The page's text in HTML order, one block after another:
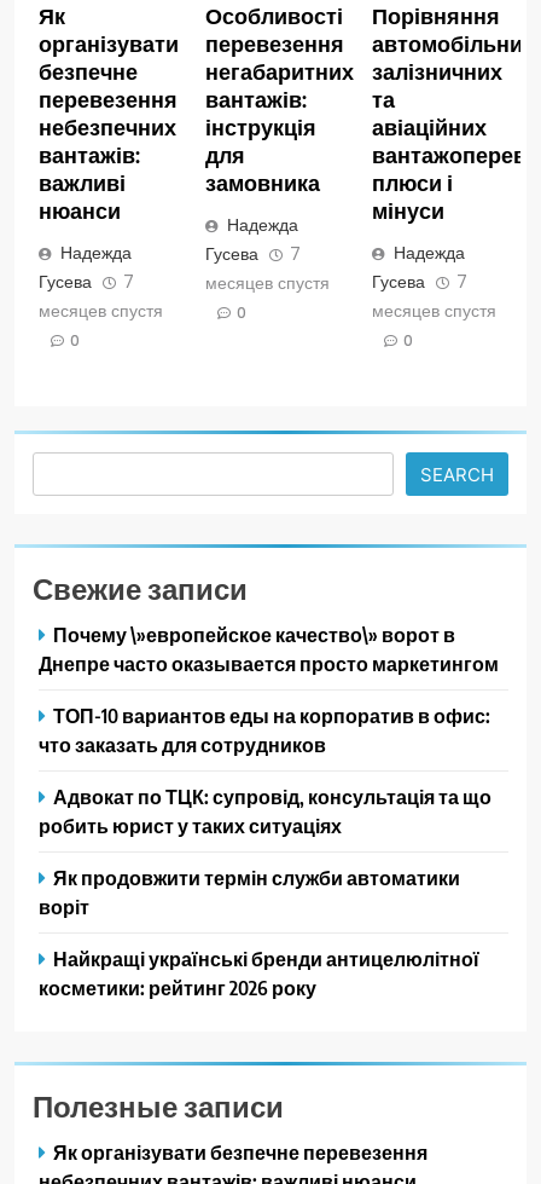
Як
організувати
безпечне
перевезення
небезпечних
вантажів:
важливі
нюанси
Надежда
Гусева
7
месяцев спустя
0
Особливості
перевезення
негабаритних
вантажів:
інструкція
для
замовника
Надежда
Гусева
7
месяцев спустя
0
Порівняння
автомобільних,
залізничних
та
авіаційних
плюси і
мінуси
Надежда
Гусева
7
месяцев спустя
0
SEARCH
Свежие записи
Почему \»европейское качество\» ворот в
Днепре часто оказывается просто маркетингом
ТОП-10 вариантов еды на корпоратив в офис:
что заказать для сотрудников
Адвокат по ТЦК: супровід, консультація та що
робить юрист у таких ситуаціях
Як продовжити термін служби автоматики
воріт
Найкращі українські бренди антицелюлітної
косметики: рейтинг 2026 року
Полезные записи
Як організувати безпечне перевезення